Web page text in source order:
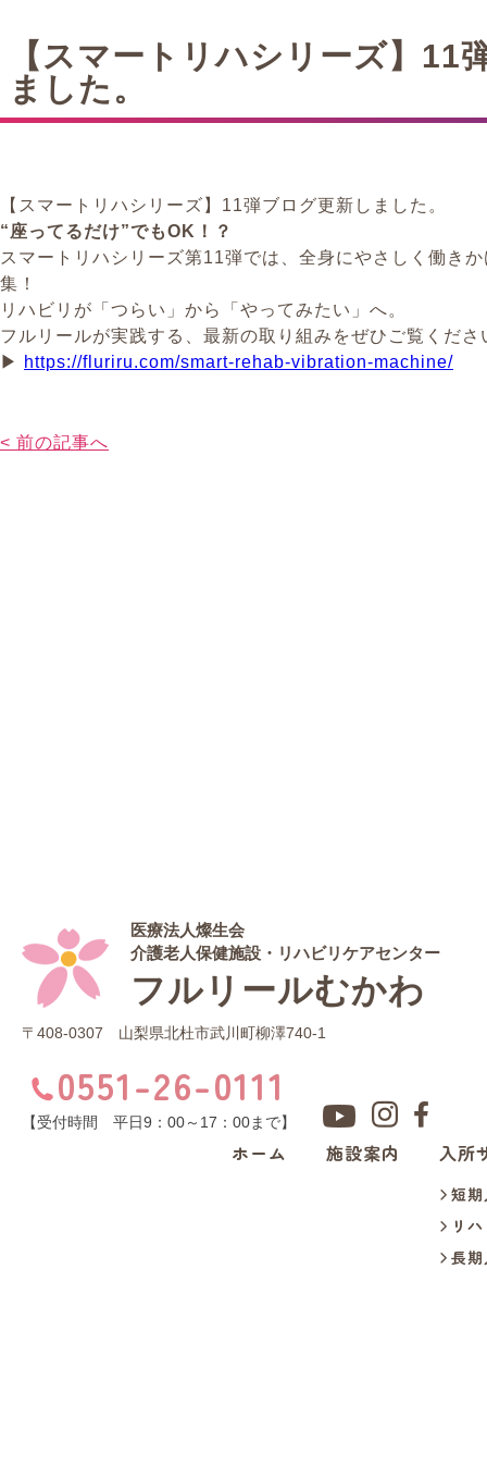
【スマートリハシリーズ】11
ました。
【スマートリハシリーズ】11弾ブログ更新しました。
“座ってるだけ”でもOK！？
スマートリハシリーズ第11弾では、全身にやさしく働き
集！
リハビリが「つらい」から「やってみたい」へ。
フルリールが実践する、最新の取り組みをぜひご覧くださ
▶
https://fluriru.com/smart-rehab-vibration-machine/
< 前の記事へ
医療法人燦生会
介護老人保健施設・リハビリケアセンター
フルリールむかわ
〒408-0307 山梨県北杜市武川町柳澤740-1
0551-26-0111
【受付時間 平日9：00～17：00まで】
ホーム 施設案内 入所
短
リ
長